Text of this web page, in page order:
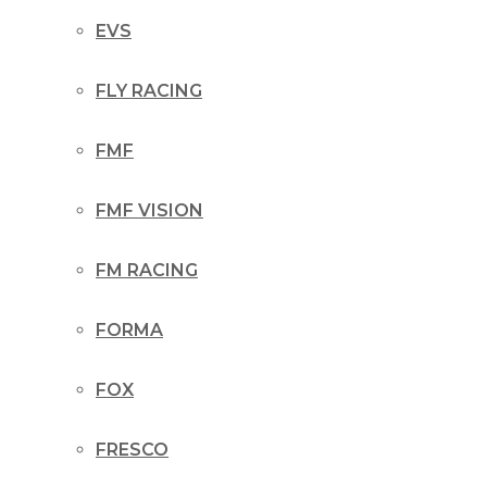
EVS
FLY RACING
FMF
FMF VISION
FM RACING
FORMA
FOX
FRESCO